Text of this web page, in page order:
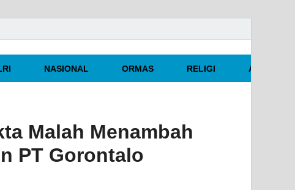
NASIONAL ORMAS RELIGI ARTIKEL
Malah Menambah
PT Gorontalo